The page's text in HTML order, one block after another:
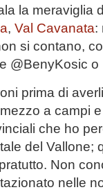
la meraviglia
, Val Cavanata:
si contano,
@BenyKosic o
prima di
a campi
che ho
del Vallone;
Non
nelle